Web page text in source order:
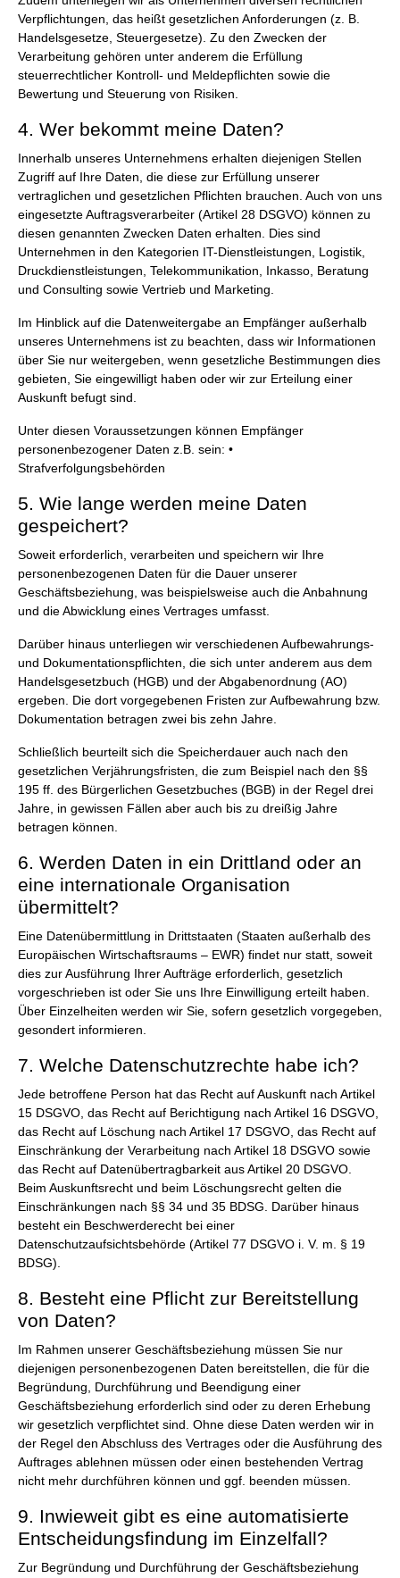
Verpflichtungen, das heißt gesetzlichen Anforderungen (z. B.
Handelsgesetze, Steuergesetze). Zu den Zwecken der
Verarbeitung gehören unter anderem die Erfüllung
steuerrechtlicher Kontroll- und Meldepflichten sowie die
Bewertung und Steuerung von Risiken.
4. Wer bekommt meine Daten?
Innerhalb unseres Unternehmens erhalten diejenigen Stellen
Zugriff auf Ihre Daten, die diese zur Erfüllung unserer
vertraglichen und gesetzlichen Pflichten brauchen. Auch von uns
eingesetzte Auftragsverarbeiter (Artikel 28 DSGVO) können zu
diesen genannten Zwecken Daten erhalten. Dies sind
Unternehmen in den Kategorien IT-Dienstleistungen, Logistik,
Druckdienstleistungen, Telekommunikation, Inkasso, Beratung
und Consulting sowie Vertrieb und Marketing.
Im Hinblick auf die Datenweitergabe an Empfänger außerhalb
unseres Unternehmens ist zu beachten, dass wir Informationen
über Sie nur weitergeben, wenn gesetzliche Bestimmungen dies
gebieten, Sie eingewilligt haben oder wir zur Erteilung einer
Auskunft befugt sind.
Unter diesen Voraussetzungen können Empfänger
personenbezogener Daten z.B. sein: •
Strafverfolgungsbehörden
5. Wie lange werden meine Daten
gespeichert?
Soweit erforderlich, verarbeiten und speichern wir Ihre
personenbezogenen Daten für die Dauer unserer
Geschäftsbeziehung, was beispielsweise auch die Anbahnung
und die Abwicklung eines Vertrages umfasst.
Darüber hinaus unterliegen wir verschiedenen Aufbewahrungs-
und Dokumentationspflichten, die sich unter anderem aus dem
Handelsgesetzbuch (HGB) und der Abgabenordnung (AO)
ergeben. Die dort vorgegebenen Fristen zur Aufbewahrung bzw.
Dokumentation betragen zwei bis zehn Jahre.
Schließlich beurteilt sich die Speicherdauer auch nach den
gesetzlichen Verjährungsfristen, die zum Beispiel nach den §§
195 ff. des Bürgerlichen Gesetzbuches (BGB) in der Regel drei
Jahre, in gewissen Fällen aber auch bis zu dreißig Jahre
betragen können.
6. Werden Daten in ein Drittland oder an
eine internationale Organisation
übermittelt?
Eine Datenübermittlung in Drittstaaten (Staaten außerhalb des
Europäischen Wirtschaftsraums – EWR) findet nur statt, soweit
dies zur Ausführung Ihrer Aufträge erforderlich, gesetzlich
vorgeschrieben ist oder Sie uns Ihre Einwilligung erteilt haben.
Über Einzelheiten werden wir Sie, sofern gesetzlich vorgegeben,
gesondert informieren.
7. Welche Datenschutzrechte habe ich?
Jede betroffene Person hat das Recht auf Auskunft nach Artikel
15 DSGVO, das Recht auf Berichtigung nach Artikel 16 DSGVO,
das Recht auf Löschung nach Artikel 17 DSGVO, das Recht auf
Einschränkung der Verarbeitung nach Artikel 18 DSGVO sowie
das Recht auf Datenübertragbarkeit aus Artikel 20 DSGVO.
Beim Auskunftsrecht und beim Löschungsrecht gelten die
Einschränkungen nach §§ 34 und 35 BDSG. Darüber hinaus
besteht ein Beschwerderecht bei einer
Datenschutzaufsichtsbehörde (Artikel 77 DSGVO i. V. m. § 19
BDSG).
8. Besteht eine Pflicht zur Bereitstellung
von Daten?
Im Rahmen unserer Geschäftsbeziehung müssen Sie nur
diejenigen personenbezogenen Daten bereitstellen, die für die
Begründung, Durchführung und Beendigung einer
Geschäftsbeziehung erforderlich sind oder zu deren Erhebung
wir gesetzlich verpflichtet sind. Ohne diese Daten werden wir in
der Regel den Abschluss des Vertrages oder die Ausführung des
Auftrages ablehnen müssen oder einen bestehenden Vertrag
nicht mehr durchführen können und ggf. beenden müssen.
9. Inwieweit gibt es eine automatisierte
Entscheidungsfindung im Einzelfall?
Zur Begründung und Durchführung der Geschäftsbeziehung